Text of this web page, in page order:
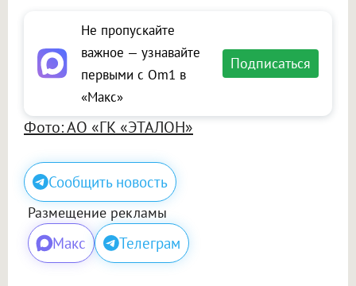
Не пропускайте
важное — узнавайте
первыми с Om1 в
«Макс»
Подписаться
Фото: АО «ГК «ЭТАЛОН»
Сообщить новость
Размещение рекламы
Макс Телеграм